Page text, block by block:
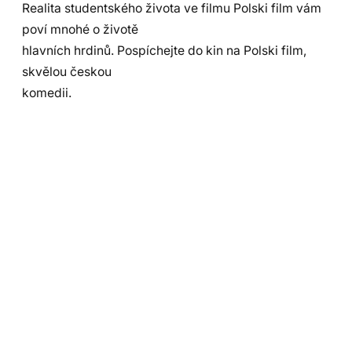
Realita studentského života ve filmu Polski film vám
poví mnohé o životě
hlavních hrdinů. Pospíchejte do kin na Polski film,
skvělou českou
komedii.